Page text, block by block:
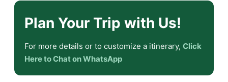
Plan Your Trip with Us!
For more details or to customize a itinerary, Click
Here to Chat on WhatsApp